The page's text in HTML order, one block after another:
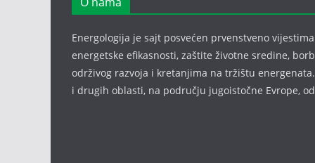
Energologija je sajt posvećen prvenstveno
energetske efikasnosti, zaštite životne sredine,
održivog razvoja i kretanjima na tržištu
i drugih oblasti, na području jugoistočne Evrope,